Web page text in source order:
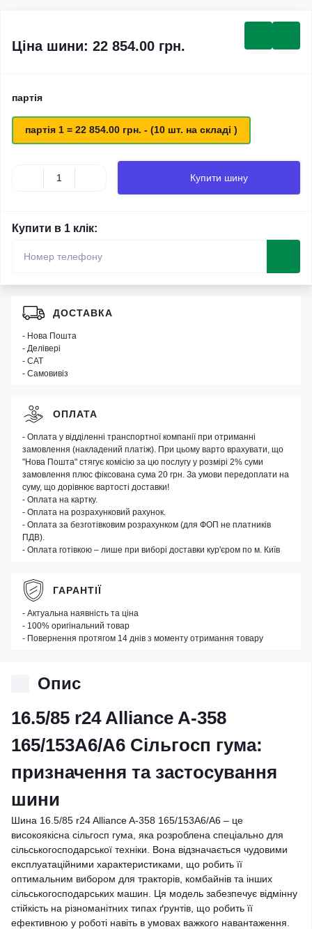
Ціна шини: 22 854.00 грн.
партія
партія 1 = 22 854.00 грн. - (10 шт. на складі )
Купити шину
Купити в 1 клік:
Опис
16.5/85 r24 Alliance A-358
165/153A6/A6 Сільгосп гума:
призначення та застосування
шини
Шина 16.5/85 r24 Alliance A-358 165/153A6/A6 – це
високоякісна сільгосп гума, яка розроблена спеціально для
сільськогосподарської техніки. Вона відзначається чудовими
експлуатаційними характеристиками, що робить її
оптимальним вибором для тракторів, комбайнів та інших
сільськогосподарських машин. Ця модель забезпечує відмінну
стійкість на різноманітних типах ґрунтів, що робить її
ефективною у роботі навіть в умовах важкого навантаження.
ДОСТАВКА
- Нова Пошта
- Делівері
- САТ
- Самовивіз
ОПЛАТА
- Оплата у відділенні транспортної компанії при отриманні
замовлення (накладений платіж). При цьому варто врахувати, що
"Нова Пошта" стягує комісію за цю послугу у розмірі 2% суми
замовлення плюс фіксована сума 20 грн. За умови передоплати на
суму, що дорівнює вартості доставки!
- Оплата на картку.
- Оплата на розрахунковий рахунок.
- Оплата за безготівковим розрахунком (для ФОП не платників
ПДВ).
- Оплата готівкою – лише при виборі доставки кур'єром по м. Київ
ГАРАНТІЇ
- Актуальна наявність та ціна
- 100% оригінальний товар
- Повернення протягом 14 днів з моменту отримання товару